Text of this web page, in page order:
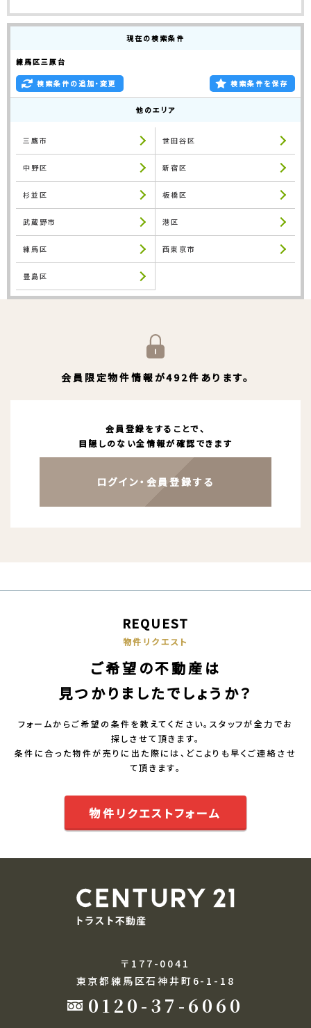
現在の検索条件
練馬区三原台
検索条件の追加・変更 検索条件を保存
他のエリア
三鷹市 世田谷区
中野区 新宿区
杉並区 板橋区
武蔵野市 港区
練馬区 西東京市
豊島区
会員限定物件情報が492件あります。
会員登録をすることで、
目隠しのない全情報が確認できます
ログイン・会員登録する
REQUEST
物件リクエスト
ご希望の不動産は
見つかりましたでしょうか？
フォームからご希望の条件を教えてください。スタッフが全力でお
探しさせて頂きます。
条件に合った物件が売りに出た際には、どこよりも早くご連絡させ
て頂きます。
物件リクエストフォーム
〒177-0041
東京都練馬区石神井町6-1-18
0120-37-6060